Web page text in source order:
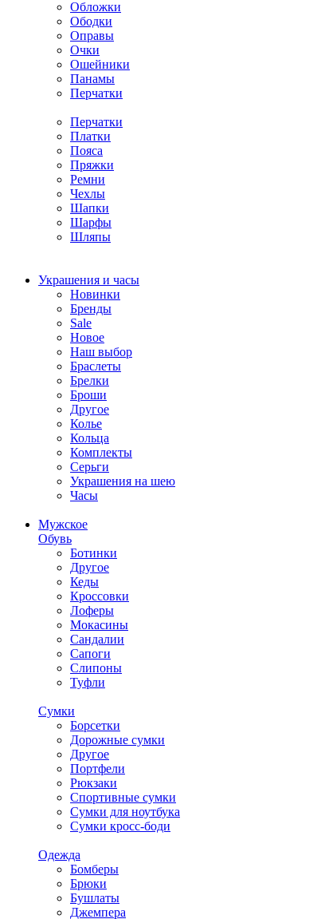
Обложки
Ободки
Оправы
Очки
Ошейники
Панамы
Перчатки
Перчатки
Платки
Пояса
Пряжки
Ремни
Чехлы
Шапки
Шарфы
Шляпы
Украшения и часы
Новинки
Бренды
Sale
Новое
Наш выбор
Браслеты
Брелки
Броши
Другое
Колье
Кольца
Комплекты
Серьги
Украшения на шею
Часы
Мужское
Обувь
Ботинки
Другое
Кеды
Кроссовки
Лоферы
Мокасины
Сандалии
Сапоги
Слипоны
Туфли
Сумки
Борсетки
Дорожные сумки
Другое
Портфели
Рюкзаки
Спортивные сумки
Сумки для ноутбука
Сумки кросс-боди
Одежда
Бомберы
Брюки
Бушлаты
Джемпера